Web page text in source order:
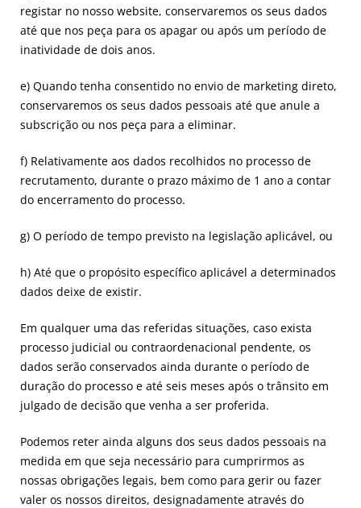
registar no nosso website, conservaremos os seus dados
até que nos peça para os apagar ou após um período de
inatividade de dois anos.
e) Quando tenha consentido no envio de marketing direto,
conservaremos os seus dados pessoais até que anule a
subscrição ou nos peça para a eliminar.
f) Relativamente aos dados recolhidos no processo de
recrutamento, durante o prazo máximo de 1 ano a contar
do encerramento do processo.
g) O período de tempo previsto na legislação aplicável, ou
h) Até que o propósito específico aplicável a determinados
dados deixe de existir.
Em qualquer uma das referidas situações, caso exista
processo judicial ou contraordenacional pendente, os
dados serão conservados ainda durante o período de
duração do processo e até seis meses após o trânsito em
julgado de decisão que venha a ser proferida.
Podemos reter ainda alguns dos seus dados pessoais na
medida em que seja necessário para cumprirmos as
nossas obrigações legais, bem como para gerir ou fazer
valer os nossos direitos, designadamente através do